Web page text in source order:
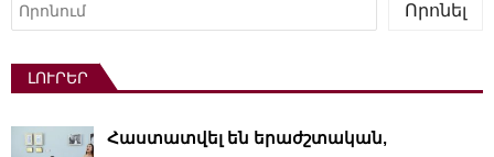
Որոնել
ԼՈՒՐԵՐ
Հաստատվել են երաժշտական,